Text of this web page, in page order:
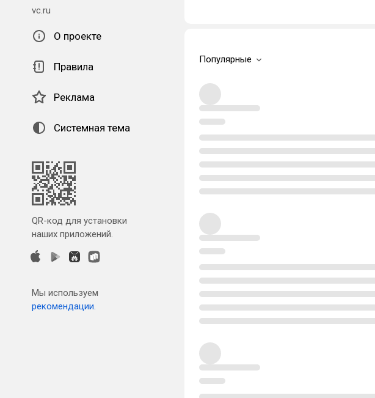
vc.ru
О проекте
Правила
Реклама
Системная тема
QR-код для установки
наших приложений.
Мы используем
рекомендации.
Популярные